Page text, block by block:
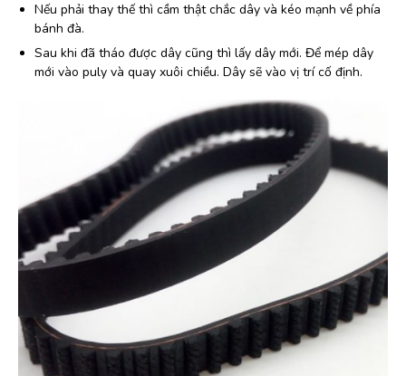
Nếu phải thay thế thì cầm thật chắc dây và kéo mạnh về phía
bánh đà.
Sau khi đã tháo được dây cũng thì lấy dây mới. Để mép dây
mới vào puly và quay xuôi chiều. Dây sẽ vào vị trí cố định.